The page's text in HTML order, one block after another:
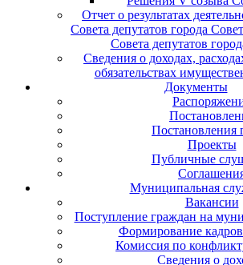
Отчет о результатах
Совета депутатов города
Совета депутатов
Сведения о доходах,
обязательствах
Документы
Постановления
Проекты
Публичные
Муниципальная
Вакансии
Поступление граждан на
Формирование
Комиссия по
Сведения о